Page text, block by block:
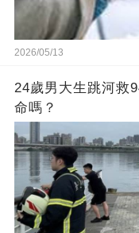
2026/05/13
24歲男大生跳河救
命嗎？